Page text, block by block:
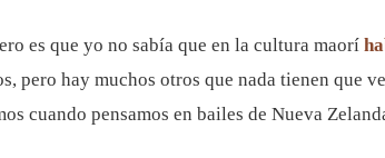
es que yo no sabía que en la cultura maorí
pero hay muchos otros que nada tienen que
cuando pensamos en bailes de Nueva